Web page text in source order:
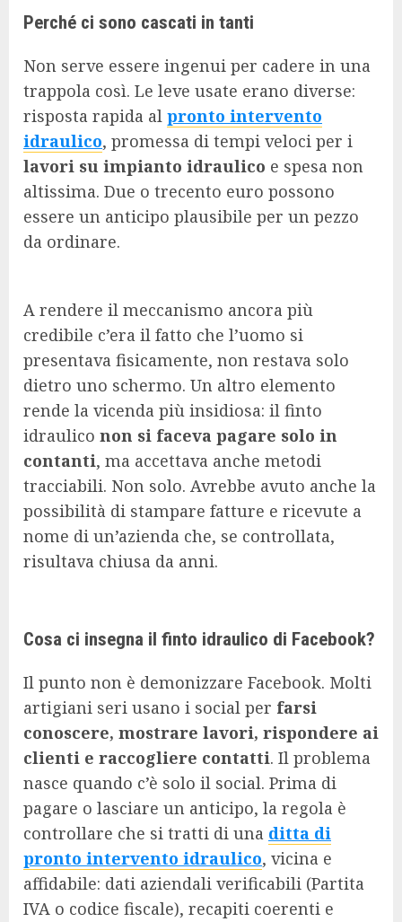
Perché ci sono cascati in tanti
Non serve essere ingenui per cadere in una
trappola così. Le leve usate erano diverse:
risposta rapida al pronto intervento
idraulico, promessa di tempi veloci per i
lavori su impianto idraulico e spesa non
altissima. Due o trecento euro possono
essere un anticipo plausibile per un pezzo
da ordinare.
A rendere il meccanismo ancora più
credibile c’era il fatto che l’uomo si
presentava fisicamente, non restava solo
dietro uno schermo. Un altro elemento
rende la vicenda più insidiosa: il finto
idraulico non si faceva pagare solo in
contanti, ma accettava anche metodi
tracciabili. Non solo. Avrebbe avuto anche la
possibilità di stampare fatture e ricevute a
nome di un’azienda che, se controllata,
risultava chiusa da anni.
Cosa ci insegna il finto idraulico di Facebook?
Il punto non è demonizzare Facebook. Molti
artigiani seri usano i social per farsi
conoscere, mostrare lavori, rispondere ai
clienti e raccogliere contatti. Il problema
nasce quando c’è solo il social. Prima di
pagare o lasciare un anticipo, la regola è
controllare che si tratti di una ditta di
pronto intervento idraulico, vicina e
affidabile: dati aziendali verificabili (Partita
IVA o codice fiscale), recapiti coerenti e